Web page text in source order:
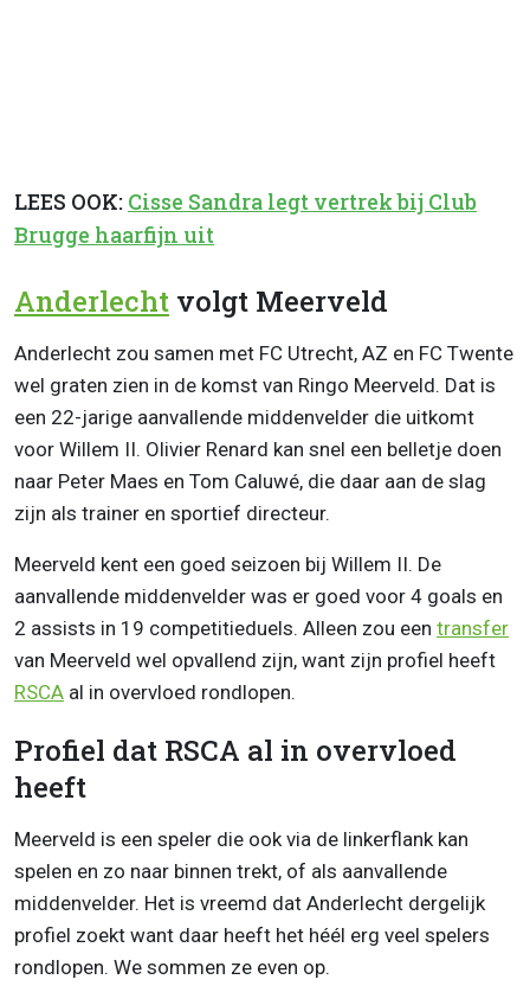
LEES OOK: Cisse Sandra legt vertrek bij Club
Brugge haarfijn uit
Anderlecht volgt Meerveld
Anderlecht zou samen met FC Utrecht, AZ en FC Twente
wel graten zien in de komst van Ringo Meerveld. Dat is
een 22-jarige aanvallende middenvelder die uitkomt
voor Willem II. Olivier Renard kan snel een belletje doen
naar Peter Maes en Tom Caluwé, die daar aan de slag
zijn als trainer en sportief directeur.
Meerveld kent een goed seizoen bij Willem II. De
aanvallende middenvelder was er goed voor 4 goals en
2 assists in 19 competitieduels. Alleen zou een transfer
van Meerveld wel opvallend zijn, want zijn profiel heeft
RSCA al in overvloed rondlopen.
Profiel dat RSCA al in overvloed
heeft
Meerveld is een speler die ook via de linkerflank kan
spelen en zo naar binnen trekt, of als aanvallende
middenvelder. Het is vreemd dat Anderlecht dergelijk
profiel zoekt want daar heeft het héél erg veel spelers
rondlopen. We sommen ze even op.